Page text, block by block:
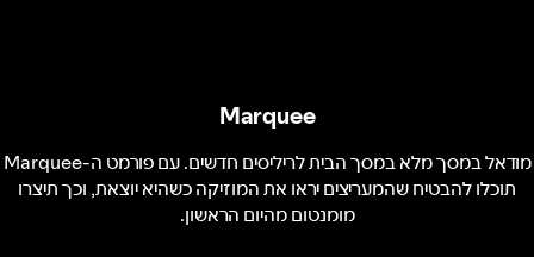
Marquee
מודאל במסך מלא במסך הבית לריליסים חדשים. עם פורמט ה-Marquee
תוכלו להבטיח שהמעריצים יראו את המוזיקה כשהיא יוצאת, וכך תיצרו
מומנטום מהיום הראשון.